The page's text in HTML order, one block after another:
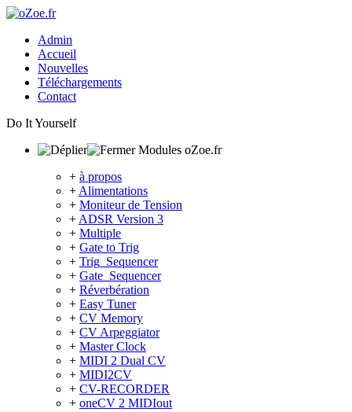
Admin
Accueil
Nouvelles
Téléchargements
Contact
Do It Yourself
Modules oZoe.fr
+ à propos
+ Alimentations
+ Moniteur de Tension
+ ADSR Version 3
+ Multiple
+ Gate to Trig
+ Trig_Sequencer
+ Gate_Sequencer
+ Réverbération
+ Easy Tuner
+ CV Memory
+ CV Arpeggiator
+ Master Clock
+ MIDI 2 Dual CV
+ MIDI2CV
+ CV-RECORDER
+ oneCV 2 MIDIout